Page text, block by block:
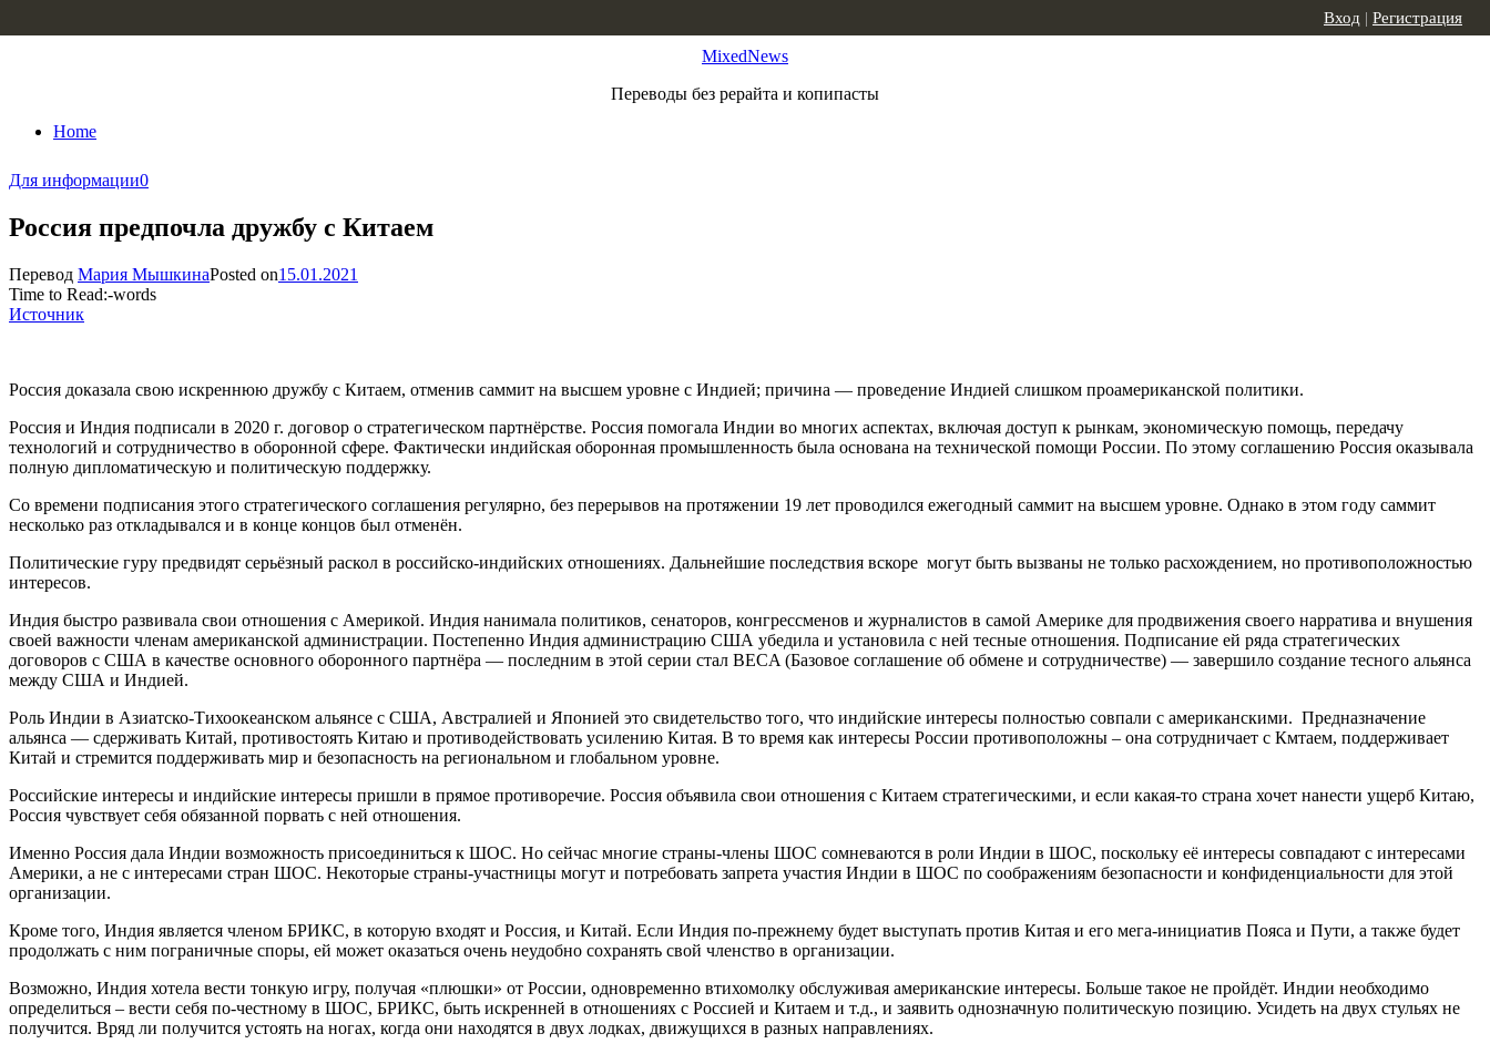
MixedNews
Переводы без рерайта и копипасты
Home
Вход | Регистрация
Для информации0
Россия предпочла дружбу с Китаем
Перевод Мария МышкинаPosted on15.01.2021
Time to Read:-words
Источник
Россия доказала свою искреннюю дружбу с Китаем, отменив саммит на высшем уровне с Индией; причина — проведение Индией слишком проамериканской политики.
Россия и Индия подписали в 2020 г. договор о стратегическом партнёрстве. Россия помогала Индии во многих аспектах, включая доступ к рынкам, экономическую помощь, передачу
технологий и сотрудничество в оборонной сфере. Фактически индийская оборонная промышленность была основана на технической помощи России. По этому соглашению Россия оказывала
полную дипломатическую и политическую поддержку.
Со времени подписания этого стратегического соглашения регулярно, без перерывов на протяжении 19 лет проводился ежегодный саммит на высшем уровне. Однако в этом году саммит
несколько раз откладывался и в конце концов был отменён.
Политические гуру предвидят серьёзный раскол в российско-индийских отношениях. Дальнейшие последствия вскоре могут быть вызваны не только расхождением, но противоположностью
интересов.
Индия быстро развивала свои отношения с Америкой. Индия нанимала политиков, сенаторов, конгрессменов и журналистов в самой Америке для продвижения своего нарратива и внушения
своей важности членам американской администрации. Постепенно Индия администрацию США убедила и установила с ней тесные отношения. Подписание ей ряда стратегических
договоров с США в качестве основного оборонного партнёра — последним в этой серии стал BECA (Базовое соглашение об обмене и сотрудничестве) — завершило создание тесного альянса
между США и Индией.
Роль Индии в Азиатско-Тихоокеанском альянсе с США, Австралией и Японией это свидетельство того, что индийские интересы полностью совпали с американскими. Предназначение
альянса — сдерживать Китай, противостоять Китаю и противодействовать усилению Китая. В то время как интересы России противоположны – она сотрудничает с Кмтаем, поддерживает
Китай и стремится поддерживать мир и безопасность на региональном и глобальном уровне.
Российские интересы и индийские интересы пришли в прямое противоречие. Россия объявила свои отношения с Китаем стратегическими, и если какая-то страна хочет нанести ущерб Китаю,
Россия чувствует себя обязанной порвать с ней отношения.
Именно Россия дала Индии возможность присоединиться к ШОС. Но сейчас многие страны-члены ШОС сомневаются в роли Индии в ШОС, поскольку её интересы совпадают с интересами
Америки, а не с интересами стран ШОС. Некоторые страны-участницы могут и потребовать запрета участия Индии в ШОС по соображениям безопасности и конфиденциальности для этой
организации.
Кроме того, Индия является членом БРИКС, в которую входят и Россия, и Китай. Если Индия по-прежнему будет выступать против Китая и его мега-инициатив Пояса и Пути, а также будет
продолжать с ним пограничные споры, ей может оказаться очень неудобно сохранять свой членство в организации.
Возможно, Индия хотела вести тонкую игру, получая «плюшки» от России, одновременно втихомолку обслуживая американские интересы. Больше такое не пройдёт. Индии необходимо
определиться – вести себя по-честному в ШОС, БРИКС, быть искренней в отношениях с Россией и Китаем и т.д., и заявить однозначную политическую позицию. Усидеть на двух стульях не
получится. Вряд ли получится устоять на ногах, когда они находятся в двух лодках, движущихся в разных направлениях.